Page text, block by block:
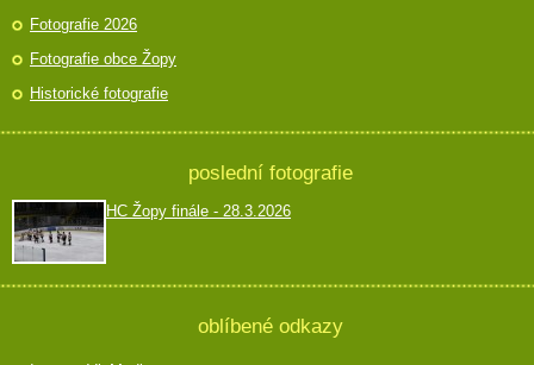
Fotografie 2026
Fotografie obce Žopy
Historické fotografie
poslední fotografie
HC Žopy finále - 28.3.2026
oblíbené odkazy